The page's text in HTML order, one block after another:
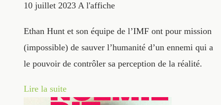
10 juillet 2023 A l'affiche
Ethan Hunt et son équipe de l’IMF ont pour mission
(impossible) de sauver l’humanité d’un ennemi qui a
le pouvoir de contrôler sa perception de la réalité.
Lire la suite